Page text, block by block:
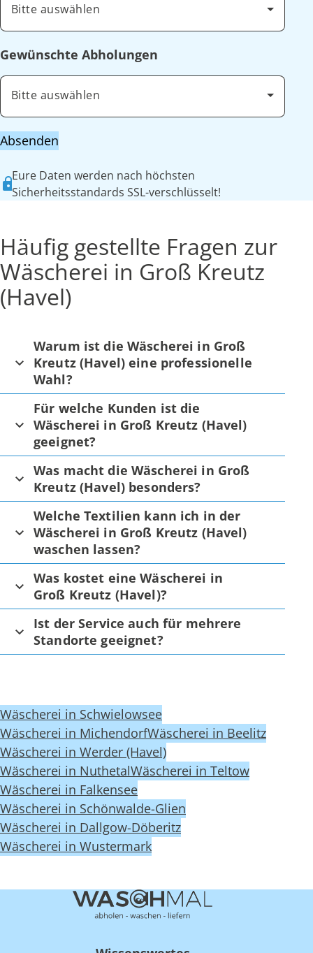
Bitte auswählen
Gewünschte Abholungen
Bitte auswählen
Absenden
Eure Daten werden nach höchsten
Sicherheitsstandards SSL-verschlüsselt!
Häufig gestellte Fragen zur
Wäscherei in Groß Kreutz
(Havel)
Warum ist die Wäscherei in Groß
Kreutz (Havel) eine professionelle
Wahl?
Für welche Kunden ist die
Wäscherei in Groß Kreutz (Havel)
geeignet?
Was macht die Wäscherei in Groß
Kreutz (Havel) besonders?
Welche Textilien kann ich in der
Wäscherei in Groß Kreutz (Havel)
waschen lassen?
Was kostet eine Wäscherei in
Groß Kreutz (Havel)?
Ist der Service auch für mehrere
Standorte geeignet?
Wäscherei in Schwielowsee
Wäscherei in MichendorfWäscherei in Beelitz
Wäscherei in Werder (Havel)
Wäscherei in NuthetalWäscherei in Teltow
Wäscherei in Falkensee
Wäscherei in Schönwalde-Glien
Wäscherei in Dallgow-Döberitz
Wäscherei in Wustermark